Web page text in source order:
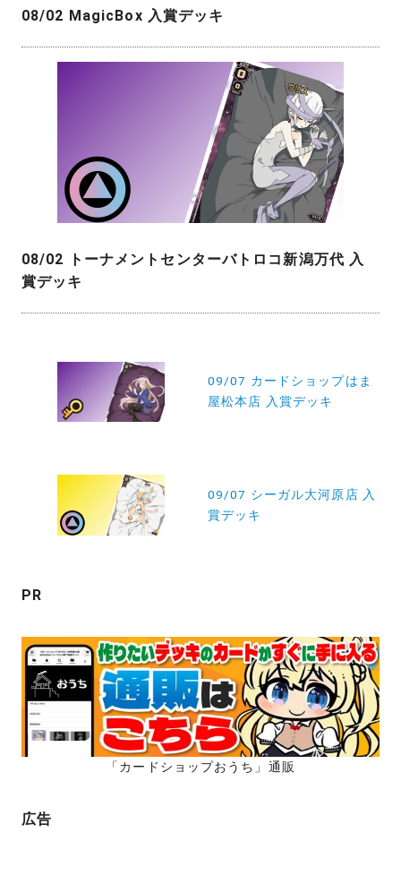
08/02 MagicBox 入賞デッキ
08/02 トーナメントセンターバトロコ新潟万代 入
賞デッキ
ン
09/07 カードショップはま
屋松本店 入賞デッキ
09/07 シーガル大河原店 入
賞デッキ
PR
「カードショップおうち」通販
広告